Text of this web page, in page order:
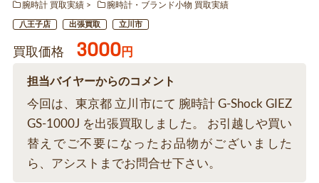
腕時計 買取実績
腕時計・ブランド小物 買取実績
八王子店 出張買取 立川市
買取価格 3000円
担当バイヤーからのコメント
今回は、東京都 立川市にて 腕時計 G-Shock GIEZ
GS-1000J を出張買取しました。 お引越しや買い
替えでご不要になったお品物がございました
ら、アシストまでお問合せ下さい。